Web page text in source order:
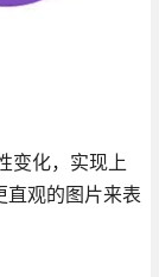
变化，实现上
观的图片来表